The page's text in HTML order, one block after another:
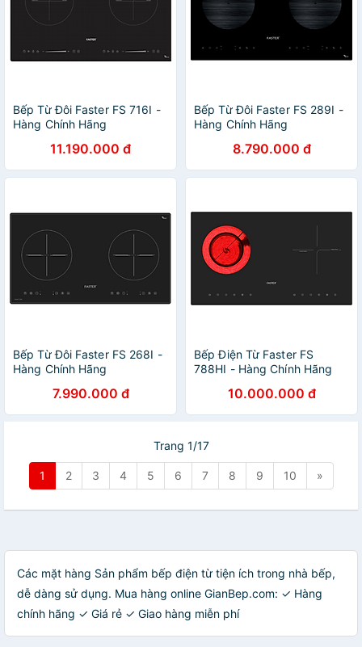
Bếp Từ Đôi Faster FS 716I -
Hàng Chính Hãng
11.190.000 đ
Bếp Từ Đôi Faster FS 289I -
Hàng Chính Hãng
8.790.000 đ
Bếp Từ Đôi Faster FS 268I -
Hàng Chính Hãng
7.990.000 đ
Bếp Điện Từ Faster FS
788HI - Hàng Chính Hãng
10.000.000 đ
Trang 1/17
1 2 3 4 5 6 7 8 9 10 »
Các mặt hàng Sản phẩm bếp điện từ tiện ích trong nhà bếp,
dễ dàng sử dụng. Mua hàng online GianBep.com: ✓ Hàng
chính hãng ✓ Giá rẻ ✓ Giao hàng miễn phí